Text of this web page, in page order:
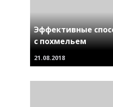
Эффективные
с похмельем
21.08.2018